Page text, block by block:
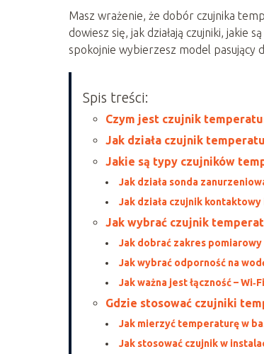
Masz wrażenie, że dobór czujnika
dowiesz się, jak działają czujniki, jakie
spokojnie wybierzesz model pasujący
Spis treści:
Czym jest czujnik
Jak działa czujnik
Jakie są typy czujników
Jak działa sonda
Jak działa czujnik
Jak wybrać czujnik
Jak dobrać zakres pomiarowy
Jak wybrać odporność na
Jak ważna jest łączność –
Gdzie stosować czujniki
Jak mierzyć temperaturę w
Jak stosować czujnik w